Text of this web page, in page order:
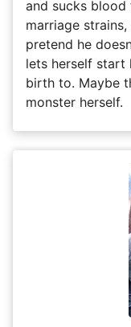
and sucks blood
marriage strains,
pretend he
lets herself start
birth to. Maybe
monster herself.